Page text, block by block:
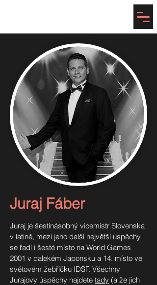
Juraj Fáber
Juraj je šestinásobný vicemistr Slovenska
v latině, mezi jeho další největší úspěchy
se řadí i šesté místo na World Games
2001 v dalekém Japonsku a 14. místo ve
světovém žebříčku IDSF. Všechny
Jurajovy úspěchy najdete tady (a že jich